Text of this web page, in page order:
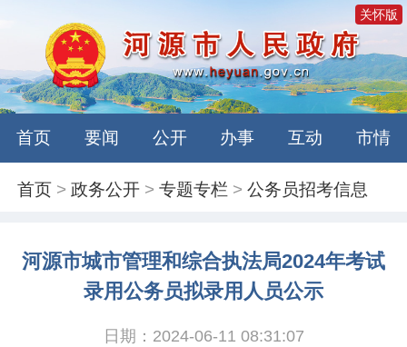
关怀版
首页 要闻 公开 办事 互动 市情
首页 >政务公开 >专题专栏 >公务员招考信息
河源市城市管理和综合执法局2024年考试
录用公务员拟录用人员公示
日期：2024-06-11 08:31:07